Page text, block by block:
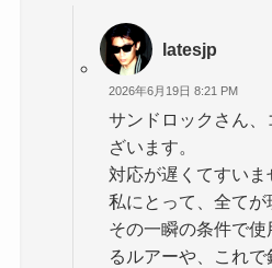
latesjp
2026年6月19日 8:21 PM
サンドロックさん
ざいます。
対応が遅くてすいま
私にとって、全てが
その一瞬の条件で
るルアーや、これ